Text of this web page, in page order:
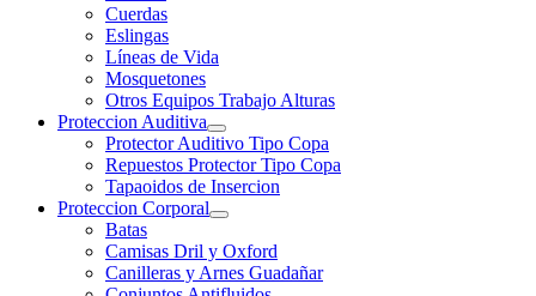
Cuerdas
Eslingas
Líneas de Vida
Mosquetones
Otros Equipos Trabajo Alturas
Proteccion Auditiva
Protector Auditivo Tipo Copa
Repuestos Protector Tipo Copa
Tapaoidos de Insercion
Proteccion Corporal
Batas
Camisas Dril y Oxford
Canilleras y Arnes Guadañar